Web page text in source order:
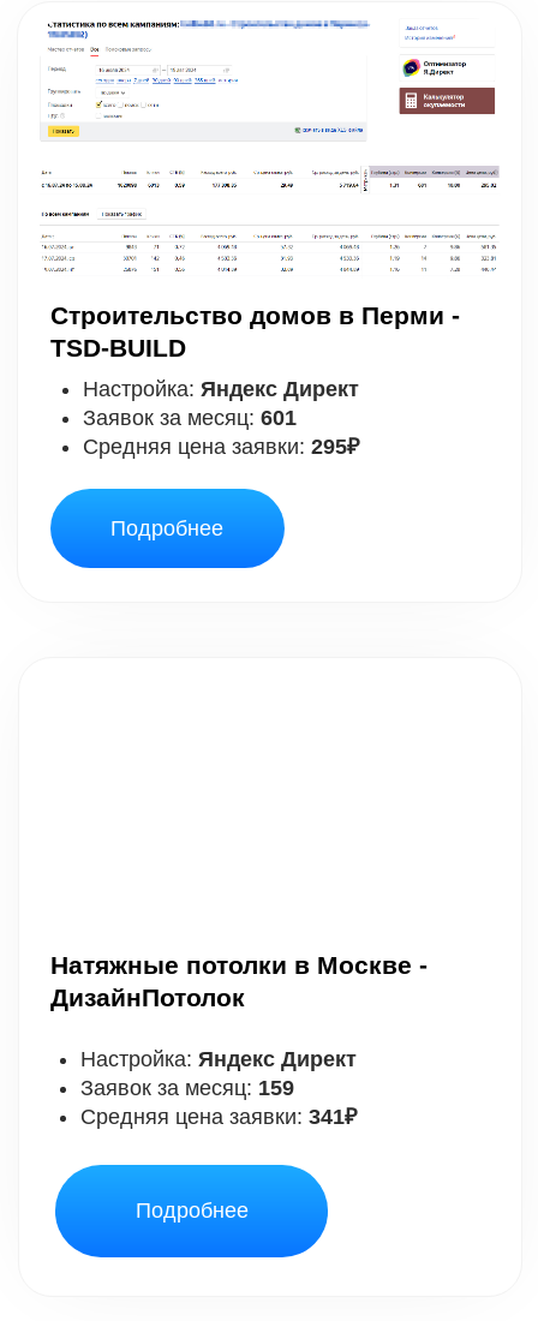
Запускайте свои проекты, или делайте всё
под заказ и
БОЛЬШЕ О РЕКЛАМЕ
в Telegram
Настройка:
Заявок за месяц:159
Средняя цена заявки:
ПОПУЛЯРНЫЕ ВИДЕО,
ПРОСМОТРОВ: